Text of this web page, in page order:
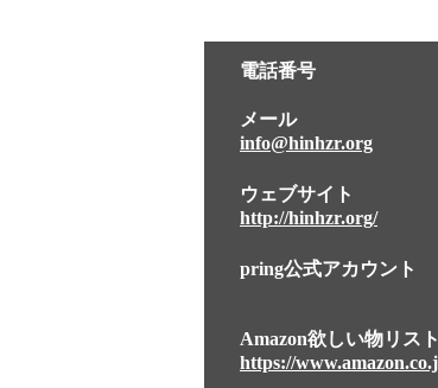
電話番号
メール
info@hinhzr.org
ウェブサイト
http://hinhzr.org/
pring公式アカウント
Amazon欲しい物リスト